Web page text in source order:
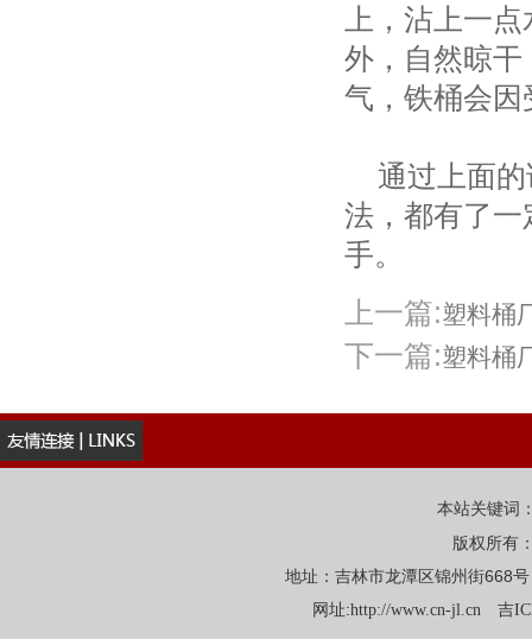
上，沾上一
外，自然晾
气，铁桶会
通过上面的
法，都有了
手。
上一篇:塑料桶
下一篇:塑料桶
本站关键词
版权所有
地址：吉林市龙潭区锦州街
网址:http://www.cn-jl.cn 吉